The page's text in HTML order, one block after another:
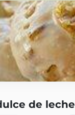
de leche